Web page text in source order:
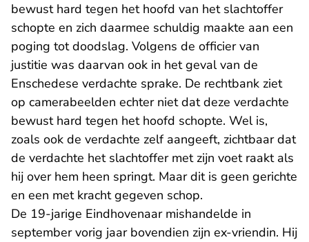
bewust hard tegen het hoofd van het slachtoffer
schopte en zich daarmee schuldig maakte aan een
poging tot doodslag. Volgens de officier van
justitie was daarvan ook in het geval van de
Enschedese verdachte sprake. De rechtbank ziet
op camerabeelden echter niet dat deze verdachte
bewust hard tegen het hoofd schopte. Wel is,
zoals ook de verdachte zelf aangeeft, zichtbaar dat
de verdachte het slachtoffer met zijn voet raakt als
hij over hem heen springt. Maar dit is geen gerichte
en een met kracht gegeven schop.
De 19-jarige Eindhovenaar mishandelde in
september vorig jaar bovendien zijn ex-vriendin. Hij